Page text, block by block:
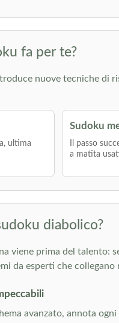
fa per te?
nuove tecniche di
ultima
Sudoku
Il passo
a matita
diabolico?
viene prima del talento:
da esperti che
avanzato, annota